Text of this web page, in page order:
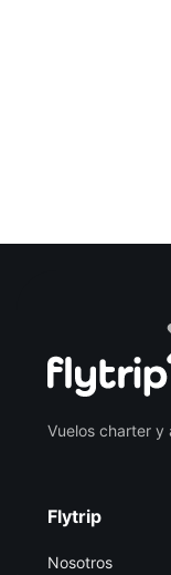
Vuelos charter y
Flytrip
Nosotros